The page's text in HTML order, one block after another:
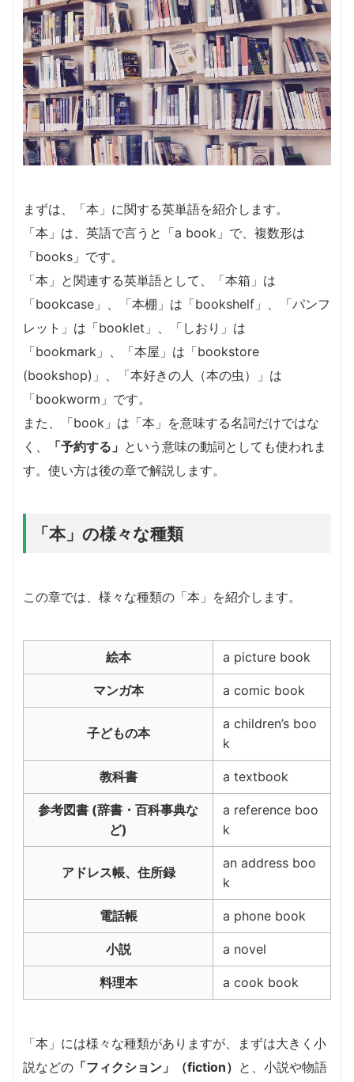
まずは、「本」に関する英単語を紹介します。
「本」は、英語で言うと「a book」で、複数形は
「books」です。
「本」と関連する英単語として、「本箱」は
「bookcase」、「本棚」は「bookshelf」、「パンフ
レット」は「booklet」、「しおり」は
「bookmark」、「本屋」は「bookstore
(bookshop)」、「本好きの人（本の虫）」は
「bookworm」です。
また、「book」は「本」を意味する名詞だけではな
く、
「予約する」 という意味の動詞としても使われま
す。使い方は後の章で解説します。
「本」の様々な種類
この章では、様々な種類の「本」を紹介します。
絵本 a picture book
マンガ本 a comic book
子どもの本
a children’s boo
k
教科書 a textbook
参考図書 (辞書・百科事典な
ど)
a reference boo
k
アドレス帳、住所録
an address boo
k
電話帳 a phone book
小説 a novel
料理本 a cook book
「本」には様々な種類がありますが、まずは大きく小
説などの 「フィクション」（fiction） と、小説や物語